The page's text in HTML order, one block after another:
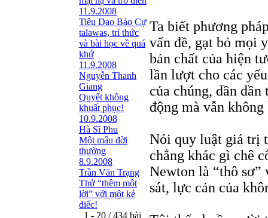
11.9.2008
Tiêu Dao Bảo Cự
talawas, trí thức
và bài học về quá
khứ
11.9.2008
Nguyễn Thanh
Giang
Quyết không
khuất phục!
10.9.2008
Hà Sĩ Phu
Một mẩu đời
thường
8.9.2008
Trần Văn Trạng
Thử “thêm một
lời” với một kẻ
điếc!
1 - 20 / 434 bài
Ta biết phương
vấn đề, gạt bỏ mọi
bản chất của hiện
lần lượt cho các
của chúng, dần
động mà vẫn
Nói quy luật giá trị
chẳng khác gì chê
Newton là “thô sơ”
sát, lực cản của